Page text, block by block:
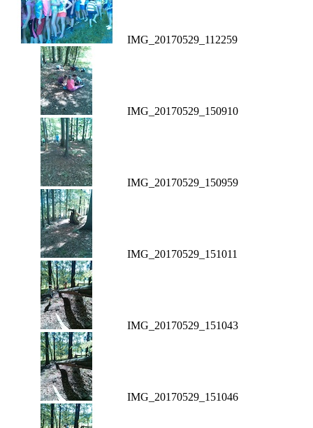
IMG_20170529_112259
IMG_20170529_150910
IMG_20170529_150959
IMG_20170529_151011
IMG_20170529_151043
IMG_20170529_151046